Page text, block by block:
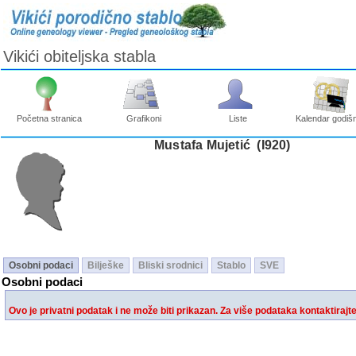
Vikići obiteljska stabla
Početna stranica Grafikoni Liste Kalendar
Mustafa Mujetić ‎(I920)‎
Osobni podaci Bilješke Bliski srodnici Stablo SVE
Osobni podaci
Ovo je privatni podatak i ne može biti prikazan. Za više podataka